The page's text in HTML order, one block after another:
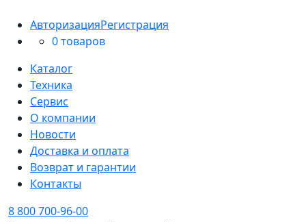
АвторизацияРегистрация
0 товаров
Каталог
Техника
Сервис
О компании
Новости
Доставка и оплата
Возврат и гарантии
Контакты
8 800 700-96-00